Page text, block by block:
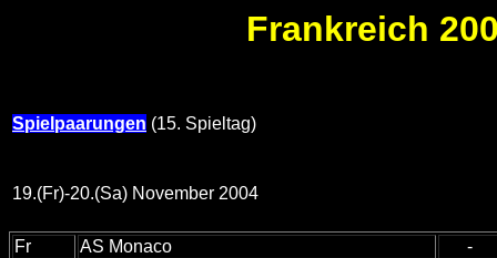
Frankreich
Spielpaarungen (15. Spieltag)
19.(Fr)-20.(Sa) November 2004
Fr AS Monaco
-